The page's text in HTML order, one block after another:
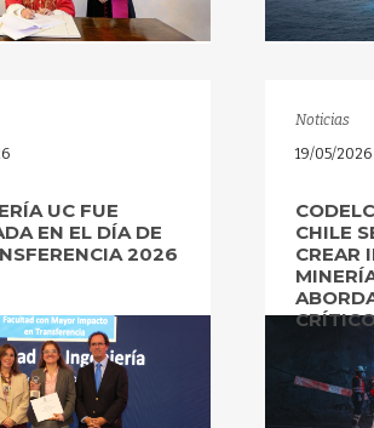
UC FUE
EN EL DÍA DE
2026
Noticias
19/05/2026
CHILE
CREAR